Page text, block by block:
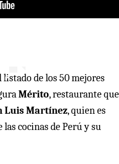
de los 50 mejores
Mérito, restaurante que
Luis Martínez, quien es
cocinas de Perú y su